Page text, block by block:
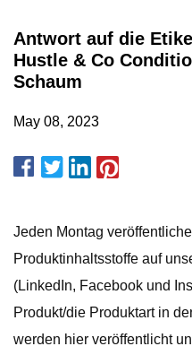
Antwort auf die
Hustle & Co
Schaum
May 08, 2023
Jeden Montag
Produktinhaltsstoffe auf
(LinkedIn, Facebook und
Produkt/die Produktart in
werden hier veröffentlicht